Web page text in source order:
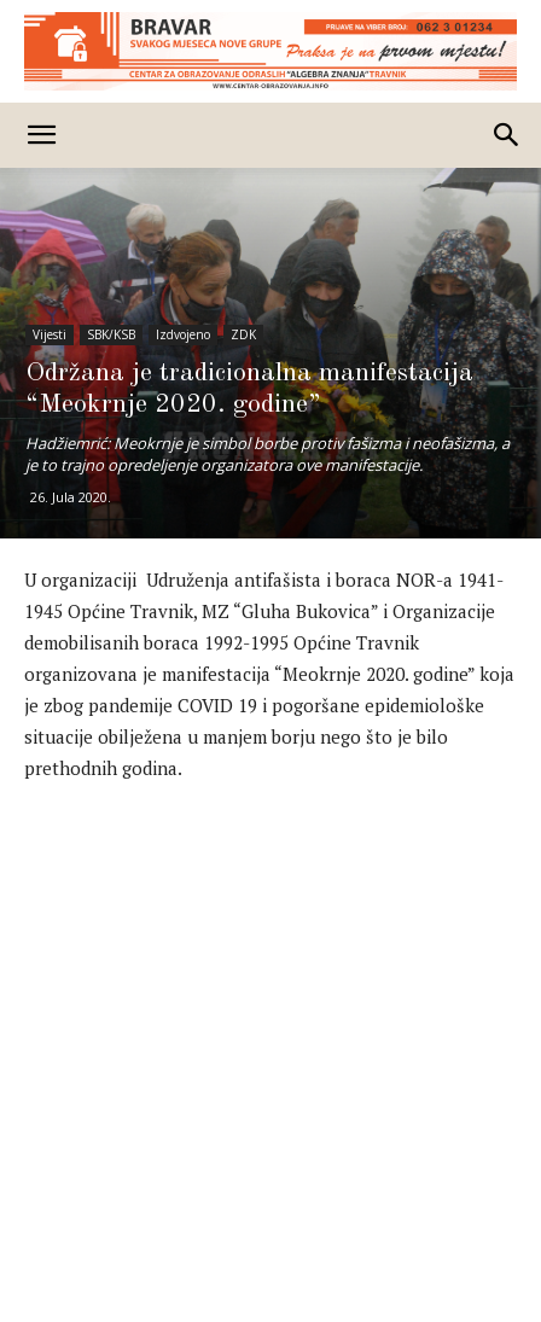
Vijesti SBK/KSB Izdvojeno ZDK
Održana je tradicionalna manifestacija
“Meokrnje 2020. godine”
Hadžiemrić: Meokrnje je simbol borbe protiv fašizma i neofašizma, a
je to trajno opredeljenje organizatora ove manifestacije.
26. Jula 2020.
U organizaciji Udruženja antifašista i boraca NOR-a 1941-
1945 Općine Travnik, MZ “Gluha Bukovica” i Organizacije
demobilisanih boraca 1992-1995 Općine Travnik
organizovana je manifestacija “Meokrnje 2020. godine” koja
je zbog pandemije COVID 19 i pogoršane epidemiološke
situacije obilježena u manjem borju nego što je bilo
prethodnih godina.